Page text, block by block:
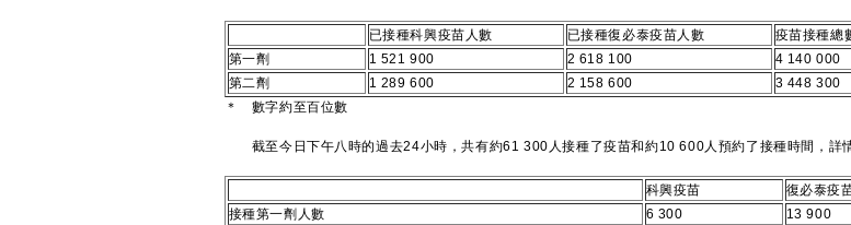
已接種科興疫苗人數 已接種復必泰疫苗人數
疫苗接種總
第一劑
1 521 900 2 618 100
4 140 000
第二劑
1 289 600 2 158 600
3 448 300
＊ 數字約至百位數
截至今日下午八時的過去24小時，共有約61 300人接種了疫苗和約10 600人預約了接種時間，詳
科興疫苗
復必泰疫
接種第一劑人數
6 300
13 900